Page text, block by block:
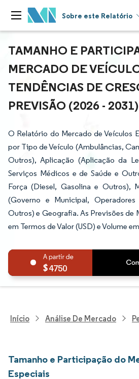
Sobre este Relatório
TAMANHO E
MERCADO DE
TENDÊNCIAS DE
PREVISÃO (2026 - 2031)
O Relatório do Mercado de Veículos
por Tipo de Veículo (Ambulâncias,
Outros), Aplicação (Aplicação da
Serviços Médicos e de Saúde e
Força (Diesel, Gasolina e Outros),
(Governo e Municipal,
Outros) e Geografia. As Previsões de
em Termos de Valor (USD) e Volume
4750
Início Análise De Mercado
Tamanho e Participação do
Especiais